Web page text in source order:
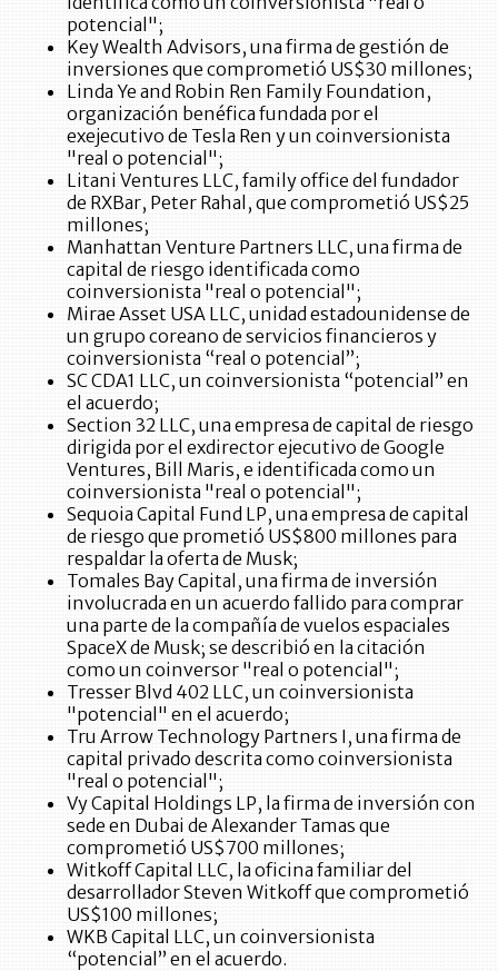
potencial";
Key Wealth Advisors, una firma de gestión de
inversiones que comprometió US$30 millones;
Linda Ye and Robin Ren Family Foundation,
organización benéfica fundada por el
exejecutivo de Tesla Ren y un coinversionista
"real o potencial";
Litani Ventures LLC, family office del fundador
de RXBar, Peter Rahal, que comprometió US$25
millones;
Manhattan Venture Partners LLC, una firma de
capital de riesgo identificada como
coinversionista "real o potencial";
Mirae Asset USA LLC, unidad estadounidense de
un grupo coreano de servicios financieros y
coinversionista “real o potencial”;
SC CDA1 LLC, un coinversionista “potencial” en
el acuerdo;
Section 32 LLC, una empresa de capital de riesgo
dirigida por el exdirector ejecutivo de Google
Ventures, Bill Maris, e identificada como un
coinversionista "real o potencial";
Sequoia Capital Fund LP, una empresa de capital
de riesgo que prometió US$800 millones para
respaldar la oferta de Musk;
Tomales Bay Capital, una firma de inversión
involucrada en un acuerdo fallido para comprar
una parte de la compañía de vuelos espaciales
SpaceX de Musk; se describió en la citación
como un coinversor "real o potencial";
Tresser Blvd 402 LLC, un coinversionista
"potencial" en el acuerdo;
Tru Arrow Technology Partners I, una firma de
capital privado descrita como coinversionista
"real o potencial";
Vy Capital Holdings LP, la firma de inversión con
sede en Dubai de Alexander Tamas que
comprometió US$700 millones;
Witkoff Capital LLC, la oficina familiar del
desarrollador Steven Witkoff que comprometió
US$100 millones;
WKB Capital LLC, un coinversionista
“potencial” en el acuerdo.